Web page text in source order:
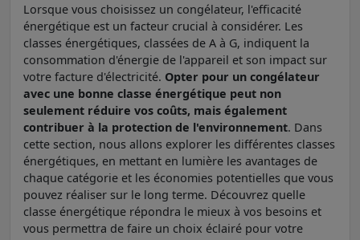
Lorsque vous choisissez un congélateur, l'efficacité
énergétique est un facteur crucial à considérer. Les
classes énergétiques, classées de A à G, indiquent la
consommation d'énergie de l'appareil et son impact sur
votre facture d'électricité. Opter pour un congélateur
avec une bonne classe énergétique peut non
seulement réduire vos coûts, mais également
contribuer à la protection de l'environnement. Dans
cette section, nous allons explorer les différentes classes
énergétiques, en mettant en lumière les avantages de
chaque catégorie et les économies potentielles que vous
pouvez réaliser sur le long terme. Découvrez quelle
classe énergétique répondra le mieux à vos besoins et
vous permettra de faire un choix éclairé pour votre